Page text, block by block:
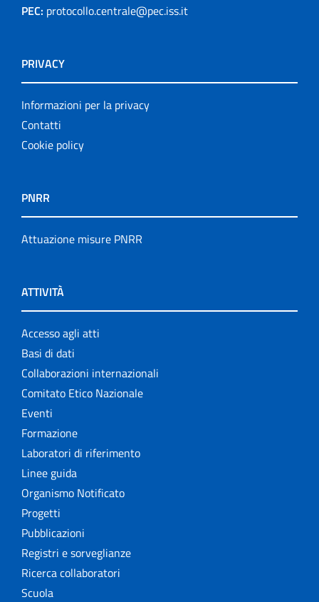
PEC: protocollo.centrale@pec.iss.it
PRIVACY
Informazioni per la privacy
Contatti
Cookie policy
PNRR
Attuazione misure PNRR
ATTIVITÀ
Accesso agli atti
Basi di dati
Collaborazioni internazionali
Comitato Etico Nazionale
Eventi
Formazione
Laboratori di riferimento
Linee guida
Organismo Notificato
Progetti
Pubblicazioni
Registri e sorveglianze
Ricerca collaboratori
Scuola